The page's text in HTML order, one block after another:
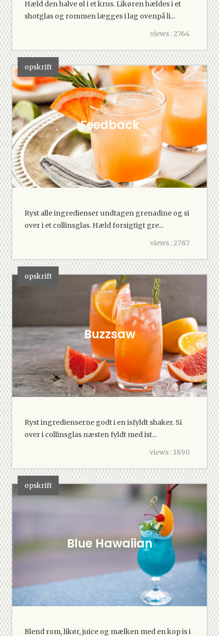
Hæld den halve øl i et krus. Likøren hældes i et
shotglas og rommen lægges i lag ovenpå li...
views : 2764
opskrift
Feedback
Ryst alle ingredienser undtagen grenadine og si
over i et collinsglas. Hæld forsigtigt gre...
views : 2787
opskrift
Buzzsaw
Ryst ingredienserne godt i en isfyldt shaker. Si
over i collinsglas næsten fyldt med ist...
views : 1890
opskrift
Blue Hawaiian
Blend rom, likør, juice og mælken med en kop is i